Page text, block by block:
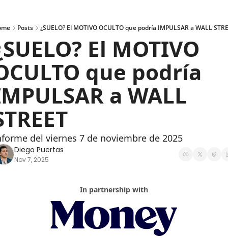
Posts ¿SUELO? El MOTIVO OCULTO que podría IMPULSAR a WALL
El MOTIVO
que podría
a WALL
del viernes 7 de noviembre de 2025
Diego Puertas
Nov 7, 2025
In partnership with